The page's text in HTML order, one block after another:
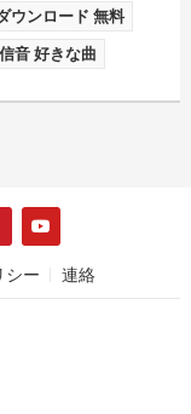
ウンロード 無料
音 好きな曲
シー 連絡